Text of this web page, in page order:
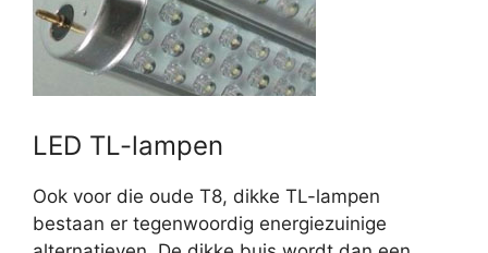
LED TL-lampen
Ook voor die oude T8, dikke TL-lampen
bestaan er tegenwoordig energiezuinige